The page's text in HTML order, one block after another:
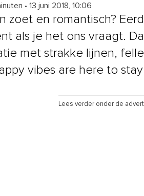
• 13 juni 2018, 10:06
zoet en romantisch?
als je het ons vraagt.
met strakke lijnen,
vibes are here to
Lees verder onder de